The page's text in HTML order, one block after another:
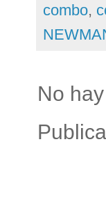
combo,
No